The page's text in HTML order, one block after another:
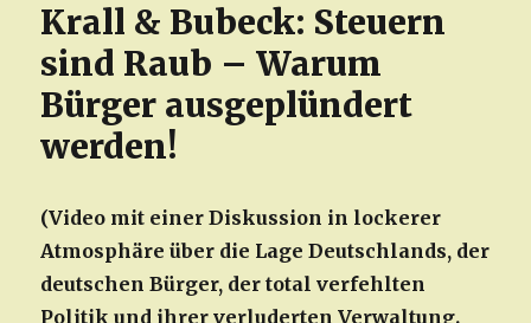
Krall & Bubeck: Steuern
sind Raub – Warum
Bürger ausgeplündert
werden!
(Video mit einer Diskussion in lockerer
Atmosphäre über die Lage Deutschlands, der
deutschen Bürger, der total verfehlten
Politik und ihrer verluderten Verwaltung.